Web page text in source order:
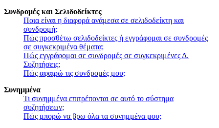
Συνδρομές και Σελιδοδείκτες
Ποια είναι η διαφορά ανάμεσα σε σελιδοδείκτη και
συνδρομή;
Πώς προσθέτω σελιδοδείκτες ή εγγράφομαι σε συνδρομές
σε συγκεκριμένα θέματα;
Πώς εγγράφομαι σε συνδρομές σε συγκεκριμένες Δ.
Συζητήσεις;
Πώς αφαιρώ τις συνδρομές μου;
Συνημμένα
Τι συνημμένα επιτρέπονται σε αυτό το σύστημα
συζητήσεων;
Πώς μπορώ να βρω όλα τα συνημμένα μου;